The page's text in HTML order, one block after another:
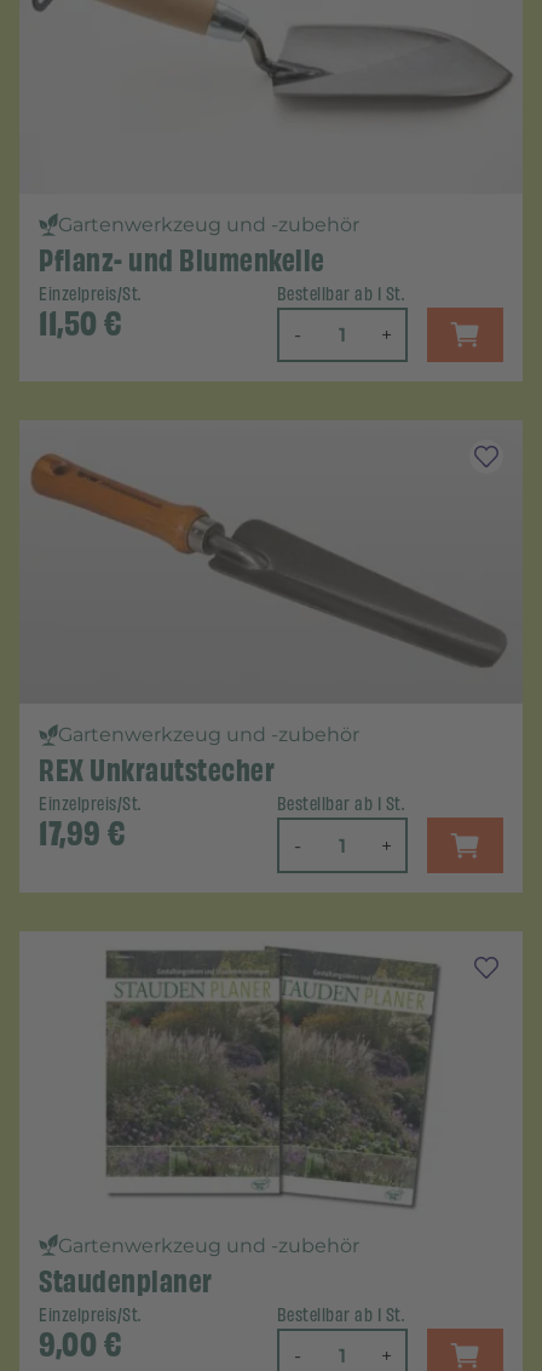
Gartenwerkzeug und -zubehör
Pflanz- und Blumenkelle
Einzelpreis/St.
11,50€
Bestellbar ab 1 St.
- +
Gartenwerkzeug und -zubehör
REX Unkrautstecher
Einzelpreis/St.
17,99€
Bestellbar ab 1 St.
- +
Gartenwerkzeug und -zubehör
Staudenplaner
Einzelpreis/St.
9,00€
Bestellbar ab 1 St.
- +